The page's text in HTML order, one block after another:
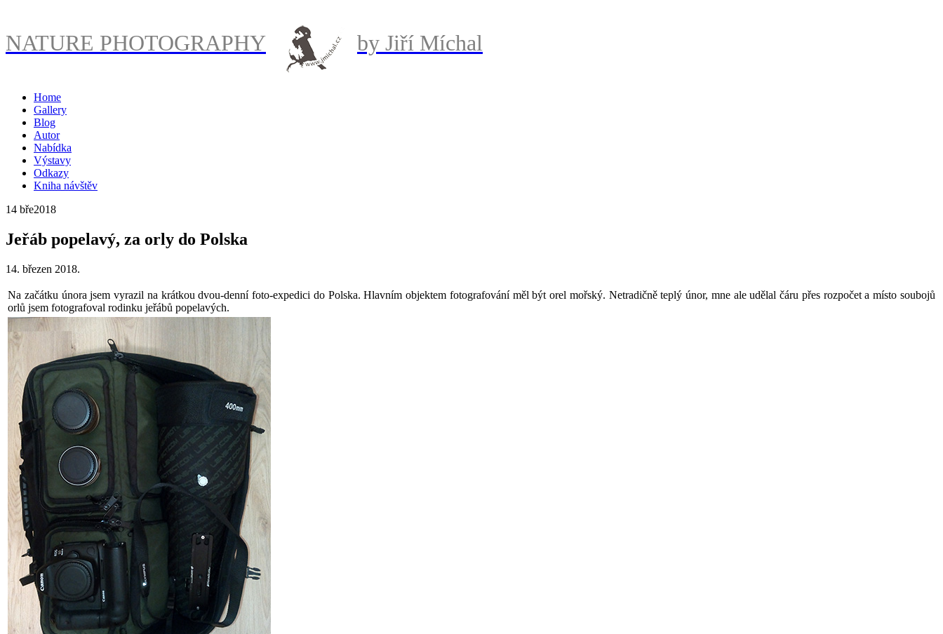
NATURE PHOTOGRAPHY by Jiří Míchal
Home
Gallery
Blog
Autor
Nabídka
Výstavy
Odkazy
Kniha návštěv
14 bře2018
Jeřáb popelavý, za orly do Polska
14. březen 2018.
Na začátku února jsem vyrazil na krátkou dvou-denní foto-expedici do Polska. Hlavním objektem fotografování měl být orel mořský. Netradičně teplý únor, mne ale udělal čáru přes rozpočet a místo soubojů
orlů jsem fotografoval rodinku jeřábů popelavých.